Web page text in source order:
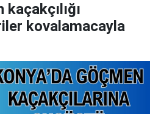
kovalamacayla